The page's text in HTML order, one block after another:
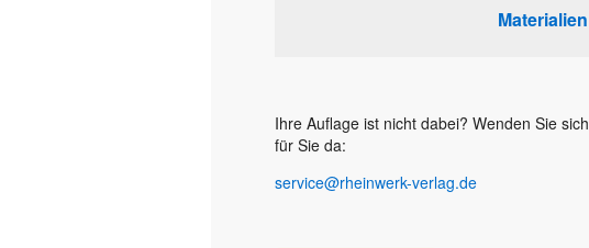
Ihre Auflage ist nicht dabei? Wenden Sie
für Sie da:
service@rheinwerk-verlag.de